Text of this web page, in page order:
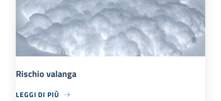
Rischio valanga
LEGGI DI PIÙ